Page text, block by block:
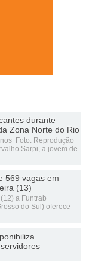
durante
Zona Norte do Rio
Foto: Reprodução
Sarpi, a jovem de
569 vagas em
(13)
a Funtrab
do Sul) oferece